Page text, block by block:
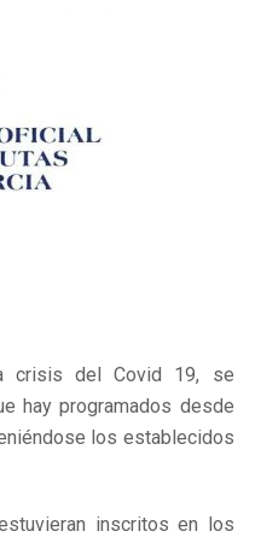
crisis del Covid 19, se
hay programados desde
los establecidos
inscritos en los